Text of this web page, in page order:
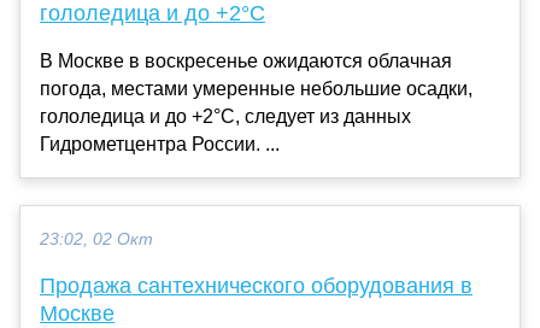
гололедица и до +2°C
В Москве в воскресенье ожидаются облачная
погода, местами умеренные небольшие осадки,
гололедица и до +2°C, следует из данных
Гидрометцентра России. ...
23:02, 02 Окт
Продажа сантехнического оборудования в
Москве